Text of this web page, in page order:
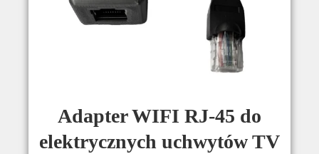
Adapter WIFI RJ-45 do
elektrycznych uchwytów TV